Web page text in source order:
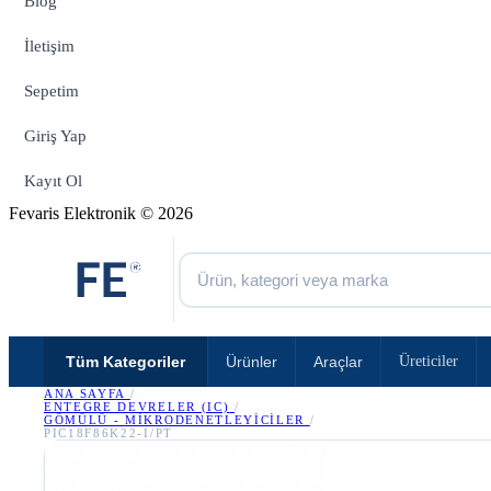
İletişim
Sepetim
Giriş Yap
Kayıt Ol
Fevaris Elektronik © 2026
Tüm Kategoriler Ürünler Araçlar Üreticiler
ANA SAYFA /
ENTEGRE DEVRELER (IC) /
GÖMÜLÜ - MIKRODENETLEYICILER
/
PIC18F86K22-I/PT